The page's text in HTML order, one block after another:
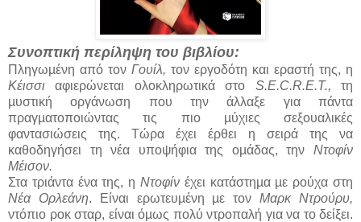
Συνοπτική περίληψη του βιβλίου:
Πληγωµένη από τον Γουίλ, τον εργοδότη και εραστή της, η
Κέισσι αφιερώνεται ολοκληρωτικά στο S.E.C.R.E.T., τη
µυστική οργάνωση που την άλλαξε για πάντα
πραγµατοποιώντας τις πιο µύχιες σεξουαλικές
φαντασιώσεις της. Τώρα έχει έρθει η σειρά της να
καθοδηγήσει τη νέα υποψήφια της οµάδας, την Ντοφίν
Μέισον.
Στα τριάντα ένα της, η Ντοφίν έχει κατάστηµα µε ρούχα στη
Νέα Ορλεάνη. Είναι ερωτευµένη µε τονΜαρκ Ντρούρυ,
ντόπιο ροκ σταρ, είναι όµως πολύ ντροπαλή για να το δείξει.